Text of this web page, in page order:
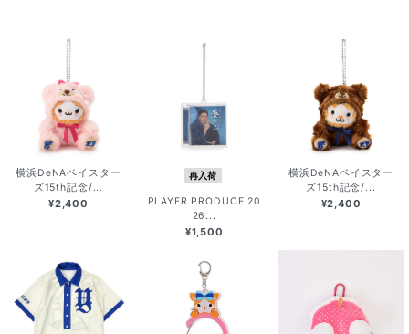
横浜DeNAベイスター
ズ15th記念/...
¥2,400
再入荷
PLAYER PRODUCE 20
26...
¥1,500
横浜DeNAベイスター
ズ15th記念/...
¥2,400